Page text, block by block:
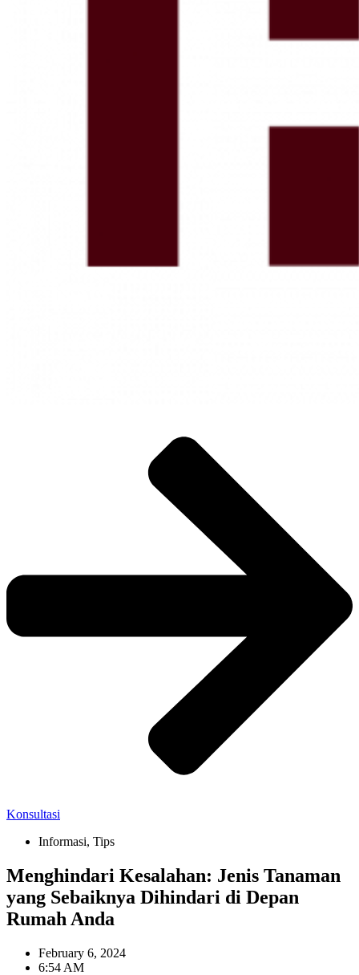
Konsultasi
Informasi, Tips
Menghindari Kesalahan: Jenis Tanaman
yang Sebaiknya Dihindari di Depan
Rumah Anda
February 6, 2024
6:54 AM